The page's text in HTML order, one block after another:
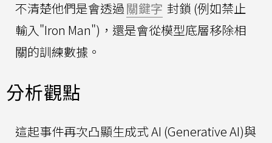
不清楚他們是會透過關鍵字 封鎖 (例如禁止
輸入"Iron Man")，還是會從模型底層移除相
關的訓練數據。
分析觀點
這起事件再次凸顯生成式 AI (Generative AI)與